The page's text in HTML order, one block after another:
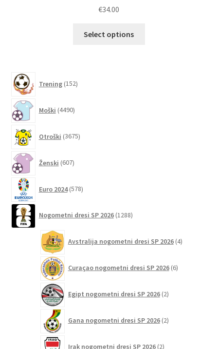
€34.00
Select options
Trening 152izdelkov
Moški 4490izdelkov
Otroški 3675izdelkov
Ženski 607izdelkov
Euro 2024 578izdelkov
Nogometni dresi SP 2026 1288izdelkov
Avstralija nogometni dresi SP 2026 4izdelki
Curaçao nogometni dresi SP 2026 6izdelkov
Egipt nogometni dresi SP 2026 2izdelka
Gana nogometni dresi SP 2026 2izdelka
Irak nogometni dresi SP 2026 2